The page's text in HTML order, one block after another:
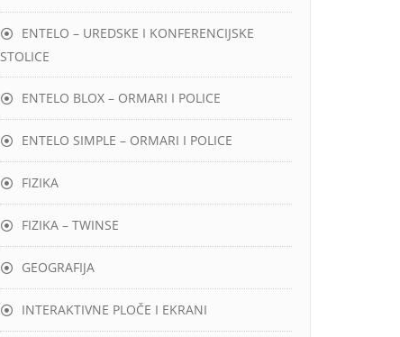
ENTELO – UREDSKE I KONFERENCIJSKE
STOLICE
ENTELO BLOX – ORMARI I POLICE
ENTELO SIMPLE – ORMARI I POLICE
FIZIKA
FIZIKA – TWINSE
GEOGRAFIJA
INTERAKTIVNE PLOČE I EKRANI